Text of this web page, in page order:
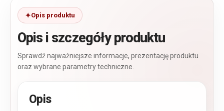
Opis produktu
Opis i szczegóły produktu
Sprawdź najważniejsze informacje, prezentację produktu
oraz wybrane parametry techniczne.
Opis